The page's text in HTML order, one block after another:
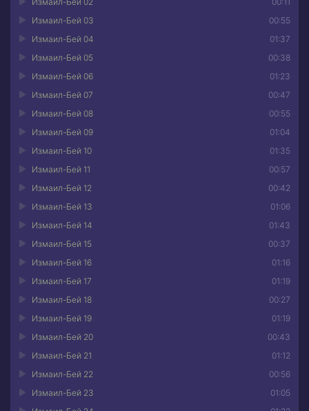
00:55
Измаил-Бей 03
01:37
Измаил-Бей 04
00:38
Измаил-Бей 05
01:23
Измаил-Бей 06
00:47
Измаил-Бей 07
00:55
Измаил-Бей 08
01:04
Измаил-Бей 09
01:35
Измаил-Бей 10
00:57
Измаил-Бей 11
00:42
Измаил-Бей 12
01:06
Измаил-Бей 13
01:43
Измаил-Бей 14
00:37
Измаил-Бей 15
01:16
Измаил-Бей 16
01:19
Измаил-Бей 17
00:27
Измаил-Бей 18
01:19
Измаил-Бей 19
00:43
Измаил-Бей 20
01:12
Измаил-Бей 21
00:56
Измаил-Бей 22
01:05
Измаил-Бей 23